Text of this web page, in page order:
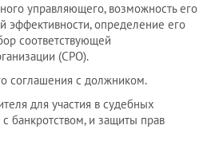
управляющего, возможность его
эффективности, определение его
соответствующей
(СРО).
соглашения с должником.
для участия в судебных
банкротством, и защиты прав